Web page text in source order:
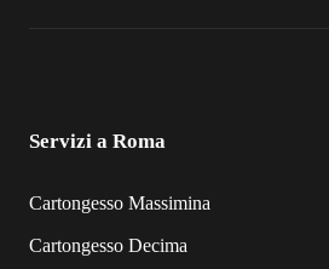
Servizi a Roma
Cartongesso Massimina
Cartongesso Decima